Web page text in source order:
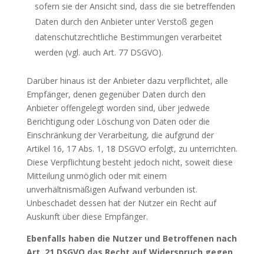
sofern sie der Ansicht sind, dass die sie betreffenden
Daten durch den Anbieter unter Verstoß gegen
datenschutzrechtliche Bestimmungen verarbeitet
werden (vgl. auch Art. 77 DSGVO).
Darüber hinaus ist der Anbieter dazu verpflichtet, alle
Empfänger, denen gegenüber Daten durch den
Anbieter offengelegt worden sind, über jedwede
Berichtigung oder Löschung von Daten oder die
Einschränkung der Verarbeitung, die aufgrund der
Artikel 16, 17 Abs. 1, 18 DSGVO erfolgt, zu unterrichten.
Diese Verpflichtung besteht jedoch nicht, soweit diese
Mitteilung unmöglich oder mit einem
unverhältnismäßigen Aufwand verbunden ist.
Unbeschadet dessen hat der Nutzer ein Recht auf
Auskunft über diese Empfänger.
Ebenfalls haben die Nutzer und Betroffenen nach